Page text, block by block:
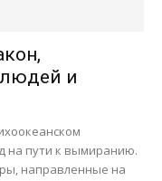
и
на пути к вымиранию.
направленные на